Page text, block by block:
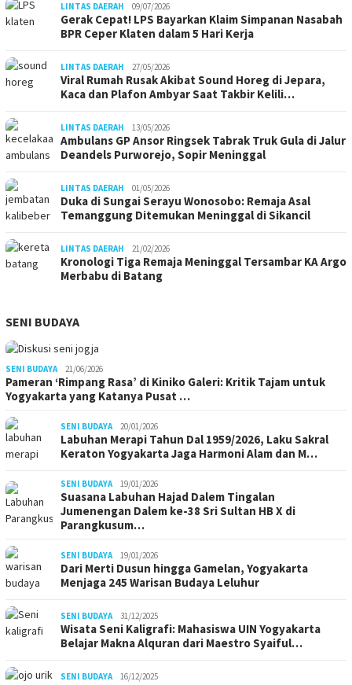
LINTAS DAERAH 09/07/2026
Gerak Cepat! LPS Bayarkan Klaim Simpanan Nasabah
BPR Ceper Klaten dalam 5 Hari Kerja
LINTAS DAERAH 27/05/2026
Viral Rumah Rusak Akibat Sound Horeg di Jepara,
Kaca dan Plafon Ambyar Saat Takbir Kelili…
LINTAS DAERAH 13/05/2026
Ambulans GP Ansor Ringsek Tabrak Truk Gula di Jalur
Deandels Purworejo, Sopir Meninggal
LINTAS DAERAH 01/05/2026
Duka di Sungai Serayu Wonosobo: Remaja Asal
Temanggung Ditemukan Meninggal di Sikancil
LINTAS DAERAH 21/02/2026
Kronologi Tiga Remaja Meninggal Tersambar KA Argo
Merbabu di Batang
SENI BUDAYA
SENI BUDAYA 21/06/2026
Pameran ‘Rimpang Rasa’ di Kiniko Galeri: Kritik Tajam untuk
Yogyakarta yang Katanya Pusat …
SENI BUDAYA 20/01/2026
Labuhan Merapi Tahun Dal 1959/2026, Laku Sakral
Keraton Yogyakarta Jaga Harmoni Alam dan M…
SENI BUDAYA 19/01/2026
Suasana Labuhan Hajad Dalem Tingalan
Jumenengan Dalem ke-38 Sri Sultan HB X di
Parangkusum…
SENI BUDAYA 19/01/2026
Dari Merti Dusun hingga Gamelan, Yogyakarta
Menjaga 245 Warisan Budaya Leluhur
SENI BUDAYA 31/12/2025
Wisata Seni Kaligrafi: Mahasiswa UIN Yogyakarta
Belajar Makna Alquran dari Maestro Syaiful…
SENI BUDAYA 16/12/2025